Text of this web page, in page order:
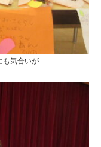
も気合いが